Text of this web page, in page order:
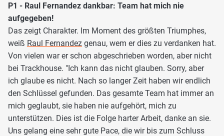
P1 - Raul Fernandez dankbar: Team hat mich nie
aufgegeben!
Das zeigt Charakter. Im Moment des größten Triumphes,
weiß Raul Fernandez genau, wem er dies zu verdanken hat.
Von vielen war er schon abgeschrieben worden, aber nicht
bei Trackhouse. "Ich kann das nicht glauben. Sorry, aber
ich glaube es nicht. Nach so langer Zeit haben wir endlich
den Schlüssel gefunden. Das gesamte Team hat immer an
mich geglaubt, sie haben nie aufgehört, mich zu
unterstützen. Dies ist die Folge harter Arbeit, danke an sie.
Uns gelang eine sehr gute Pace, die wir bis zum Schluss